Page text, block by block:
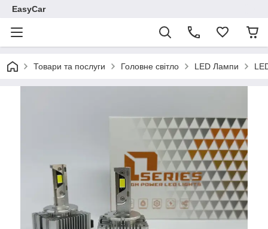
EasyCar
Товари та послуги Головне світло LED Лампи